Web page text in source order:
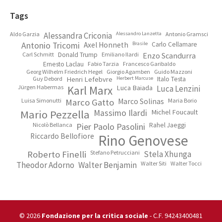
Footer
Tags
Aldo Garzia Alessandra Criconia Alessandro Lanzetta Antonio Gramsci
Antonio Tricomi Axel Honneth Brasile Carlo Cellamare
Carl Schmitt Donald Trump Emiliano Ilardi Enzo Scandurra
Ernesto Laclau Fabio Tarzia
Francesco Garibaldo
Georg Wilhelm Friedrich Hegel
Giorgio Agamben
Guido Mazzoni
Guy Debord
Henri Lefebvre Herbert Marcuse Italo Testa
Jürgen Habermas Karl Marx Luca Baiada Luca Lenzini
Luisa Simonutti Marco Gatto Marco Solinas Maria Borio
Mario Pezzella Massimo Ilardi Michel Foucault
Nicolò Bellanca Pier Paolo Pasolini Rahel Jaeggi
Riccardo Bellofiore Rino Genovese
Roberto Finelli Stefano Petrucciani
Stela Xhunga
Theodor Adorno Walter Benjamin Walter Siti Walter Tocci
© 2026 Fondazione per la critica sociale - C.F. 94243400481